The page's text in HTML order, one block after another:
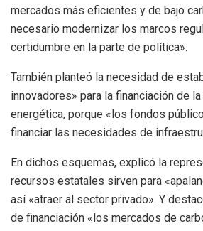
mercados más eficientes y de bajo
necesario modernizar los marcos
certidumbre en la parte de política».
También planteó la necesidad de
innovadores» para la financiación de
energética, porque «los fondos
financiar las necesidades de
En dichos esquemas, explicó la
recursos estatales sirven para
así «atraer al sector privado». Y
de financiación «los mercados de